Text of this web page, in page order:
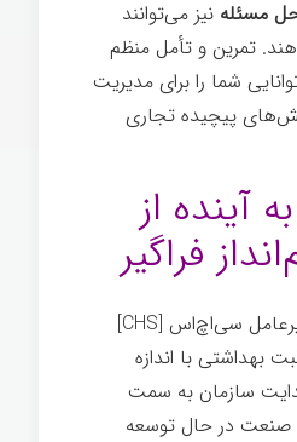
مسئله نیز می‌توانند
تمرین و تأمل منظم
شما را برای مدیریت
پیچیده تجاری
از
فراگیر
زمانی‌که ژن وودز مدیرعامل سی‌اچ‌اس [CHS]
بهداشتی با اندازه
سازمان به سمت
صنعت در حال توسعه